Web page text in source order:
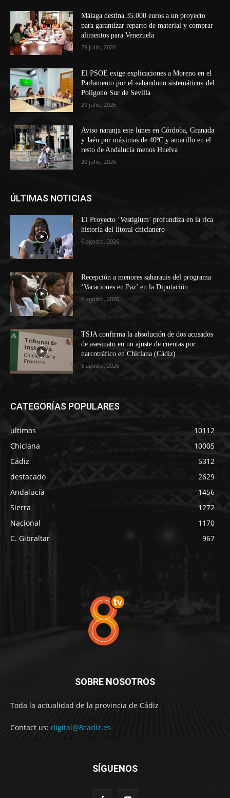
Málaga destina 35.000 euros a un proyecto
para garantizar reparto de material y comprar
alimentos para Venezuela
29 julio, 2026
El PSOE exige explicaciones a Moreno en el
Parlamento por el «abandono sistemático» del
Polígono Sur de Sevilla
29 julio, 2026
Aviso naranja este lunes en Córdoba, Granada
y Jaén por máximas de 40ºC y amarillo en el
resto de Andalucía menos Huelva
20 julio, 2026
ÚLTIMAS NOTICIAS
El Proyecto ‘Vestigium’ profundiza en la rica
historia del litoral chiclanero
6 agosto, 2026
Recepción a menores saharauis del programa
‘Vacaciones en Paz’ en la Diputación
6 agosto, 2026
TSJA confirma la absolución de dos acusados
de asesinato en un ajuste de cuentas por
narcotráfico en Chiclana (Cádiz)
6 agosto, 2026
CATEGORÍAS POPULARES
ultimas
10112
Chiclana
10005
Cádiz
5312
destacado
2629
Andalucía
1456
Sierra
1272
Nacional
1170
C. Gibraltar
967
SOBRE NOSOTROS
Toda la actualidad de la provincia de Cádiz
Contact us: digital@8cadiz.es
SÍGUENOS